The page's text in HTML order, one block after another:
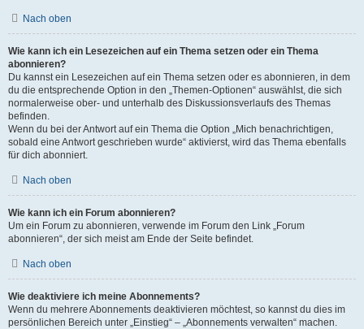
Nach oben
Wie kann ich ein Lesezeichen auf ein Thema setzen oder ein Thema
abonnieren?
Du kannst ein Lesezeichen auf ein Thema setzen oder es abonnieren, in dem
du die entsprechende Option in den „Themen-Optionen“ auswählst, die sich
normalerweise ober- und unterhalb des Diskussionsverlaufs des Themas
befinden.
Wenn du bei der Antwort auf ein Thema die Option „Mich benachrichtigen,
sobald eine Antwort geschrieben wurde“ aktivierst, wird das Thema ebenfalls
für dich abonniert.
Nach oben
Wie kann ich ein Forum abonnieren?
Um ein Forum zu abonnieren, verwende im Forum den Link „Forum
abonnieren“, der sich meist am Ende der Seite befindet.
Nach oben
Wie deaktiviere ich meine Abonnements?
Wenn du mehrere Abonnements deaktivieren möchtest, so kannst du dies im
persönlichen Bereich unter „Einstieg“ – „Abonnements verwalten“ machen.